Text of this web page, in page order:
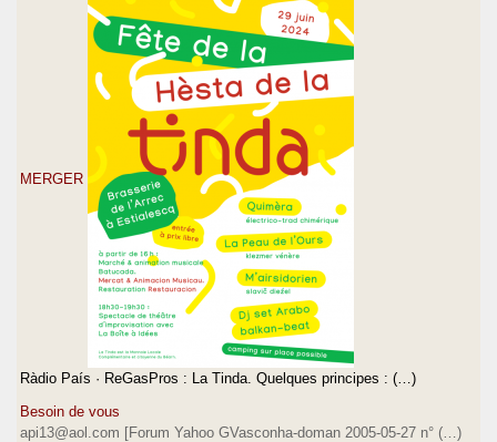
MERGER
Ràdio País · ReGasPros : La Tinda. Quelques principes : (…)
Besoin de vous
api13@aol.com [Forum Yahoo GVasconha-doman 2005-05-27 n° (…)